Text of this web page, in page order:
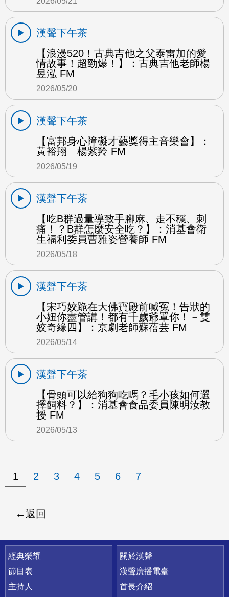
漢聲下午茶
【浪漫520！古典吉他之父泰雷加的愛
情故事！超勁爆！】：古典吉他老師楊
昱泓 FM
2026/05/20
漢聲下午茶
【富邦身心障礙才藝獎得主音樂會】：
黃裕翔 楊紫羚 FM
2026/05/19
漢聲下午茶
【吃B群過量導致手腳麻、走不穩、刺
痛！？B群怎麼安全吃？】：消基會衛
生福利委員曹雅姿營養師 FM
2026/05/18
漢聲下午茶
【宋巧姣跪在大佛寶殿前喊冤！告狀的
小妞你盡管講！都有千歲爺罩你！－雙
姣奇緣四】：京劇老師蘇蓓芸 FM
2026/05/14
漢聲下午茶
【骨頭可以給狗狗吃嗎？毛小孩如何選
擇飼料？】：消基會食品委員陳明汝教
授 FM
2026/05/13
1 2 3 4 5 6 7
返回
快速連結
經典榮耀
節目表
主持人
關於漢聲
漢聲廣播電臺
首長介紹